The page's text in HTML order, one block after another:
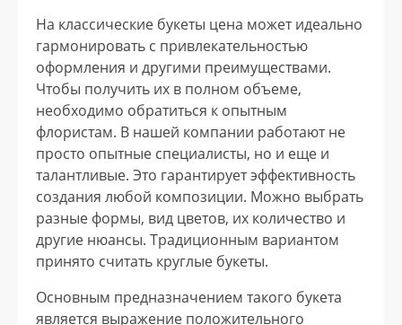
На классические букеты цена может идеально
гармонировать с привлекательностью
оформления и другими преимуществами.
Чтобы получить их в полном объеме,
необходимо обратиться к опытным
флористам. В нашей компании работают не
просто опытные специалисты, но и еще и
талантливые. Это гарантирует эффективность
создания любой композиции. Можно выбрать
разные формы, вид цветов, их количество и
другие нюансы. Традиционным вариантом
принято считать круглые букеты.
Основным предназначением такого букета
является выражение положительного